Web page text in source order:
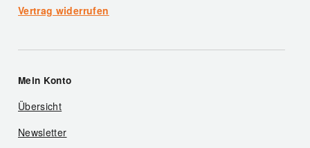
Vertrag widerrufen
Mein Konto
Übersicht
Newsletter